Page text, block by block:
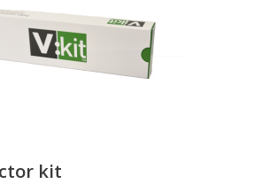
¿Olvidó su contraseña?
¿Recordar su usuario?
Crear una cuenta
kit